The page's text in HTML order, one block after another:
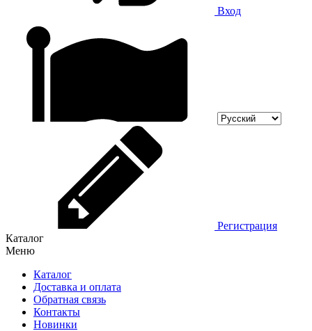
Вход
Регистрация
Каталог
Меню
Каталог
Доставка и оплата
Обратная связь
Контакты
Новинки